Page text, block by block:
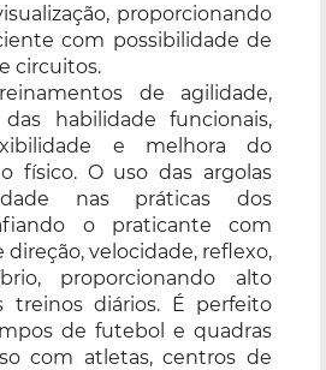
proporcionando
com possibilidade de
circuitos.
de agilidade,
habilidade funcionais,
e melhora do
físico. O uso das argolas
nas práticas dos
o praticante com
direção, velocidade, reflexo,
proporcionando alto
treinos diários. É perfeito
de futebol e quadras
com atletas, centros de